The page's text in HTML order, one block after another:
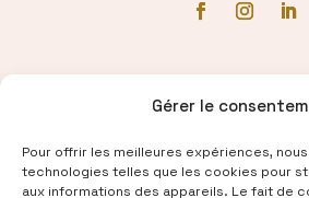
Gérer le
Pour offrir les meilleures expériences,
technologies telles que les cookies pour
aux informations des appareils. Le fait de